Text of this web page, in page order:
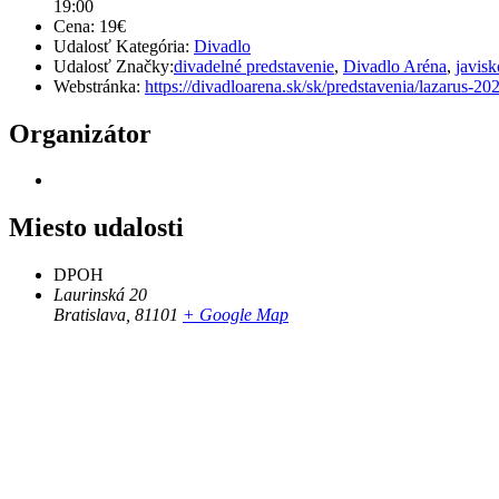
19:00
Cena: 19€
Udalosť Kategória: Divadlo
Udalosť Značky:divadelné predstavenie, Divadlo Aréna,
Webstránka: https://divadloarena.sk/sk/predstavenia/lazarus-
Organizátor
Miesto udalosti
DPOH
Laurinská 20
Bratislava 81101 + Google Map